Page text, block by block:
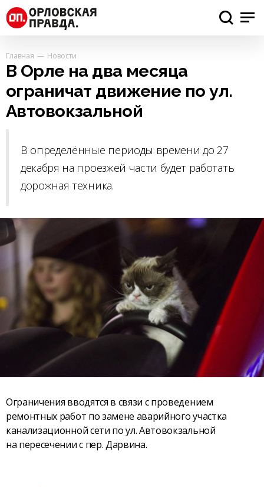
Главная Новости
В Орле на два месяца
ограничат движение по ул.
Автовокзальной
В определённые периоды времени до 27
декабря на проезжей части будет работать
дорожная техника.
Ограничения вводятся в связи с проведением
ремонтных работ по замене аварийного участка
канализационной сети по ул. Автовокзальной
на пересечении с пер. Дарвина.